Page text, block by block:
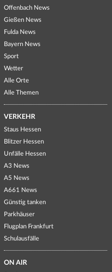
Offenbach News
Gießen News
Fulda News
Bayern News
Sport
Wetter
Alle Orte
Alle Themen
VERKEHR
Staus Hessen
Blitzer Hessen
Unfälle Hessen
A3 News
A5 News
A661 News
Günstig tanken
Parkhäuser
Flugplan Frankfurt
Schulausfälle
ON AIR